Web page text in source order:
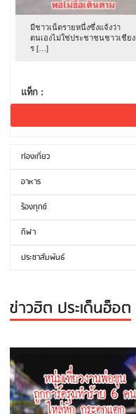
มีชาวเน็ตรายหนึ่งซึ่งแจ้งว่า
ตนเองไม่ใช่ประชาชนชาวเชียง
ร […]
แท็ก :
ท่องเที่ยว
อาหาร
ร้องทุกข์
กีฬา
ประชาสัมพันธ์
ข่าวฮิต ประเด็นฮ็อต